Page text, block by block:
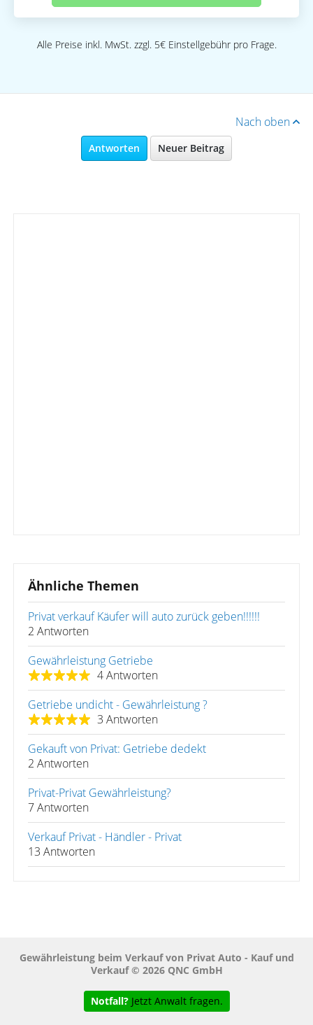
Alle Preise inkl. MwSt. zzgl. 5€ Einstellgebühr pro Frage.
Nach oben
Antworten Neuer Beitrag
Ähnliche Themen
Privat verkauf Käufer will auto zurück geben!!!!!!
2 Antworten
Gewährleistung Getriebe
4 Antworten
Getriebe undicht - Gewährleistung ?
3 Antworten
Gekauft von Privat: Getriebe dedekt
2 Antworten
Privat-Privat Gewährleistung?
7 Antworten
Verkauf Privat - Händler - Privat
13 Antworten
Gewährleistung beim Verkauf von Privat Auto - Kauf und
Verkauf © 2026 QNC GmbH
Notfall? Jetzt Anwalt fragen.